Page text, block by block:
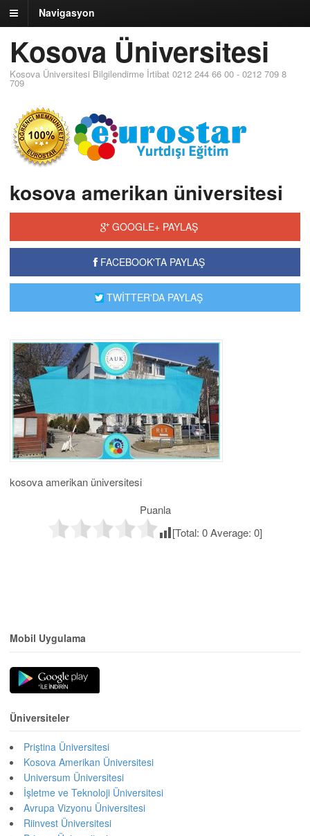
Navigasyon
Kosova Üniversitesi
Kosova Üniversitesi Bilgilendirme İrtibat 0212 244 66 00 - 0212 709 8
709
kosova amerikan üniversitesi
GOOGLE+ PAYLAŞ
FACEBOOK'TA PAYLAŞ
TWİTTER'DA PAYLAŞ
kosova amerikan üniversitesi
Puanla
[Total: 0Average: 0]
Mobil Uygulama
Üniversiteler
Priştina Üniversitesi
Kosova Amerikan Üniversitesi
Universum Üniversitesi
İşletme ve Teknoloji Üniversitesi
Avrupa Vizyonu Üniversitesi
Riinvest Üniversitesi